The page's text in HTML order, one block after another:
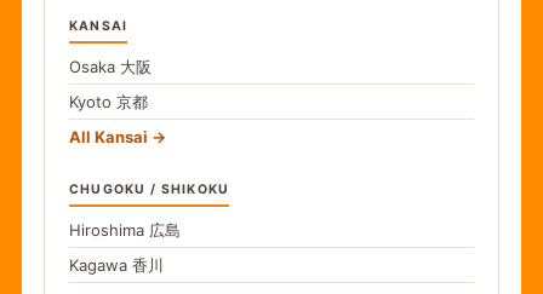
KANSAI
Osaka 大阪
Kyoto 京都
All Kansai
CHUGOKU / SHIKOKU
Hiroshima 広島
Kagawa 香川